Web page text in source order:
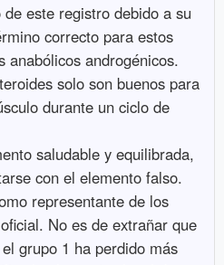
este registro debido a su
correcto para estos
anabólicos androgénicos.
solo son buenos para
durante un ciclo de
saludable y equilibrada,
con el elemento falso.
representante de los
No es de extrañar que
grupo 1 ha perdido más